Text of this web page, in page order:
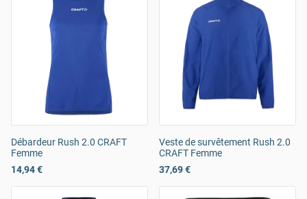
Débardeur Rush 2.0 CRAFT
Femme
14,94 €
Veste de survêtement Rush 2.0
CRAFT Femme
37,69 €